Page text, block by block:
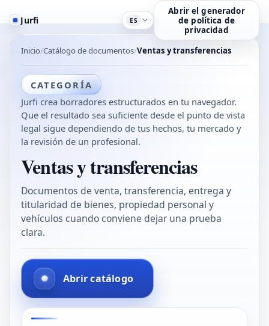
Jurfi ES
Abrir el generador
de política de
privacidad
Inicio Catálogo de documentos Ventas y transferencias
CATEGORÍA
Jurfi crea borradores estructurados en tu navegador.
Que el resultado sea suficiente desde el punto de vista
legal sigue dependiendo de tus hechos, tu mercado y
la revisión de un profesional.
Ventas y transferencias
Documentos de venta, transferencia, entrega y
titularidad de bienes, propiedad personal y
vehículos cuando conviene dejar una prueba
clara.
Abrir catálogo